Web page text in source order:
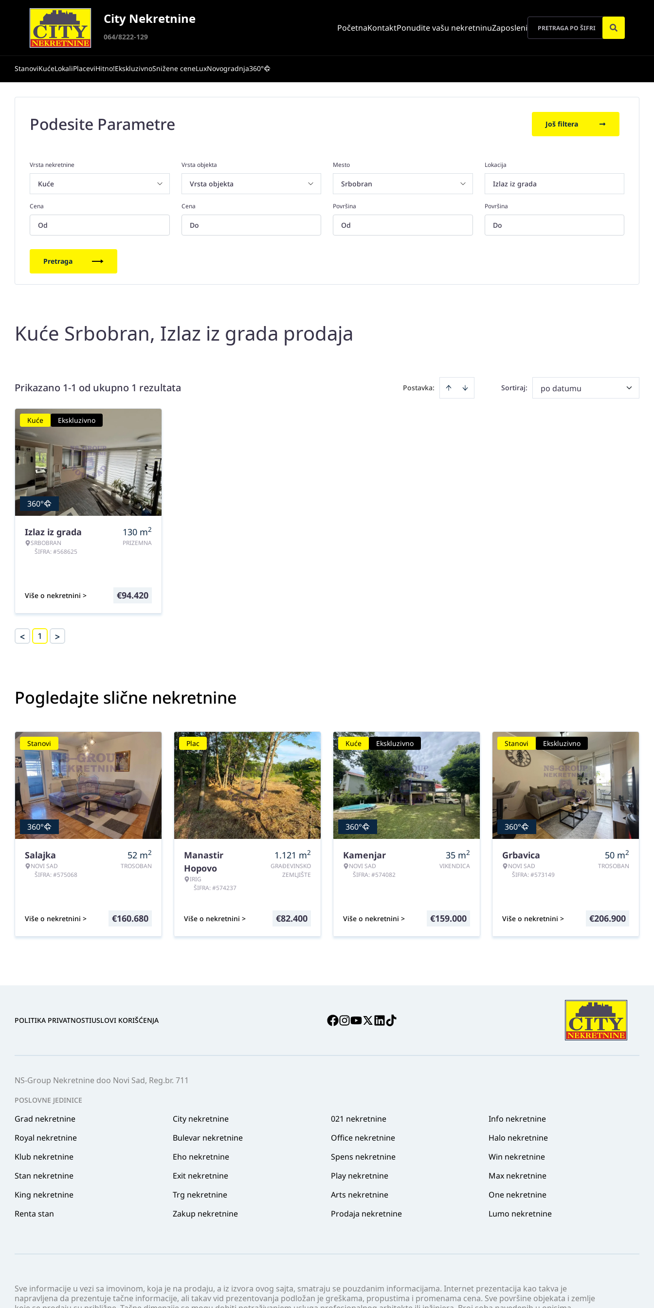
City Nekretnine
064/8222-129
PočetnaKontaktPonudite vašu nekretninuZaposleni
StanoviKućeLokaliPlaceviHitno!EkskluzivnoSnižene ceneLuxNovogradnja360°
Podesite Parametre Još filtera
Vrsta nekretnine Vrsta objekta Mesto Lokacija
Izlaz iz grada
Cena Cena Površina Površina
Pretraga
Kuće Srbobran, Izlaz iz grada prodaja
Prikazano 1-1 od ukupno 1 rezultata Postavka: Sortiraj: po datumu
Kuće Ekskluzivno
360°
Izlaz iz grada
SRBOBRAN
ŠIFRA: #568625
130 m2
PRIZEMNA
Više o nekretnini > €94.420
< 1 >
Pogledajte slične nekretnine
Stanovi
360°
Salajka
NOVI SAD
ŠIFRA: #575068
52 m2
TROSOBAN
Više o nekretnini > €160.680
Plac
Manastir
Hopovo
IRIG
ŠIFRA: #574237
1.121 m2
GRAĐEVINSKO
ZEMLJIŠTE
Više o nekretnini > €82.400
Kuće Ekskluzivno
360°
Kamenjar
NOVI SAD
ŠIFRA: #574082
35 m2
VIKENDICA
Više o nekretnini > €159.000
Stanovi Ekskluzivno
360°
Grbavica
NOVI SAD
ŠIFRA: #573149
50 m2
TROSOBAN
Više o nekretnini > €206.900
POLITIKA PRIVATNOSTIUSLOVI KORIŠĆENJA
Sve informacije u vezi sa imovinom, koja je na prodaju, a iz izvora ovog sajta, smatraju se pouzdanim informacijama. Internet prezentacija kao takva je
napravljena da prezentuje tačne informacije, ali takav vid prezentovanja podložan je greškama, propustima i promenama cena. Sve površine objekata i zemlje
NS-Group Nekretnine doo Novi Sad, Reg.br. 711
POSLOVNE JEDINICE
Grad nekretnine City nekretnine 021 nekretnine
Info nekretnine
Royal nekretnine
Bulevar nekretnine Office nekretnine
Halo nekretnine
Klub nekretnine
Eho nekretnine Spens nekretnine
Win nekretnine
Stan nekretnine
Exit nekretnine Play nekretnine
Max nekretnine
King nekretnine
Trg nekretnine Arts nekretnine
One nekretnine
Renta stan
Zakup nekretnine Prodaja nekretnine Lumo nekretnine